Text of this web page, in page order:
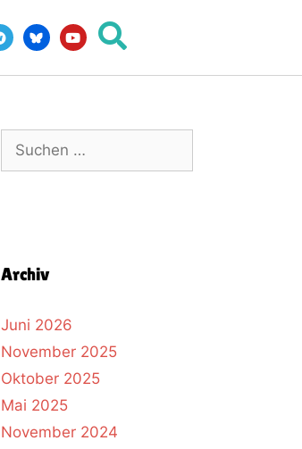
Archiv
Juni 2026
November 2025
Oktober 2025
Mai 2025
November 2024